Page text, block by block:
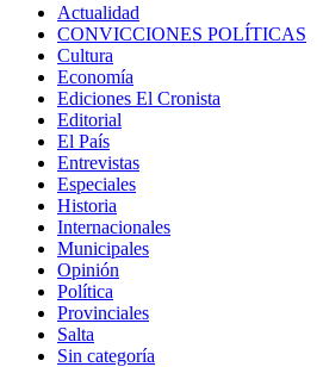
Actualidad
CONVICCIONES POLÍTICAS
Cultura
Economía
Ediciones El Cronista
Editorial
El País
Entrevistas
Especiales
Historia
Internacionales
Municipales
Opinión
Política
Provinciales
Salta
Sin categoría